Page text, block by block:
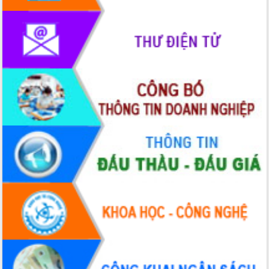
mặt Đoàn chuyên gia y tế TP. Hồ Chí
Minh
Lễ truy điệu và an táng hài cốt liệt sĩ
tại Nghĩa trang Liệt sĩ xã Sơn Hòa
Bàn giải pháp tháo gỡ khó khăn trong
xuất khẩu sầu riêng và triển khai quy
định EUDR
Thứ trưởng Bộ Nông nghiệp và Môi
trường Nguyễn Hoàng Hiệp khảo sát
vùng trồng và doanh nghiệp đóng gói
sầu riêng tại Đắk Lắk
Trình diễn nghệ thuật chế biến các
món ăn từ sầu riêng
Đắk Lắk công bố Quy hoạch và xúc
tiến đầu tư tỉnh
Ngành cá ngừ Đắk Lắk chủ động thích
ứng để giữ vững thị trường xuất khẩu
Diễn đàn Kinh tế tư nhân Việt Nam đột
phá cơ chế - Hợp tác công tư
Đề án 06 tạo bước ngoặt đột phá trong